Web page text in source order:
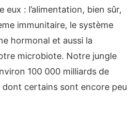
eux : l’alimentation, bien sûr,
immunitaire, le système
hormonal et aussi la
microbiote. Notre jungle
100 000 milliards de
dont certains sont encore peu